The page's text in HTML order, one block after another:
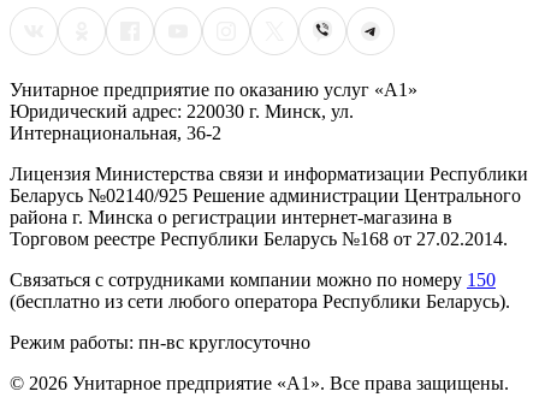
Унитарное предприятие по оказанию услуг «А1»
Юридический адрес: 220030 г. Минск, ул.
Интернациональная, 36-2
Лицензия Министерства связи и информатизации Республики
Беларусь №02140/925 Решение администрации Центрального
района г. Минска о регистрации интернет-магазина в
Торговом реестре Республики Беларусь №168 от 27.02.2014.
Связаться с сотрудниками компании можно по номеру 150
(бесплатно из сети любого оператора Республики Беларусь).
Режим работы: пн-вс круглосуточно
© 2026 Унитарное предприятие «А1». Все права защищены.